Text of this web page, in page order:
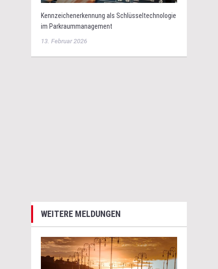
Kennzeichenerkennung als Schlüsseltechnologie
im Parkraummanagement
13. Februar 2026
WEITERE MELDUNGEN